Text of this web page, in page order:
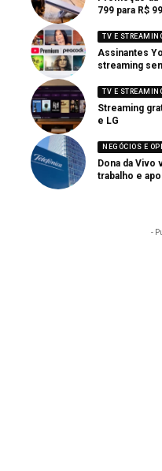
799 para R$ 99
TV E
Assinantes
streaming
TV E
Streaming
e LG
NEGÓCIOS E
Dona da Vivo
trabalho e
-